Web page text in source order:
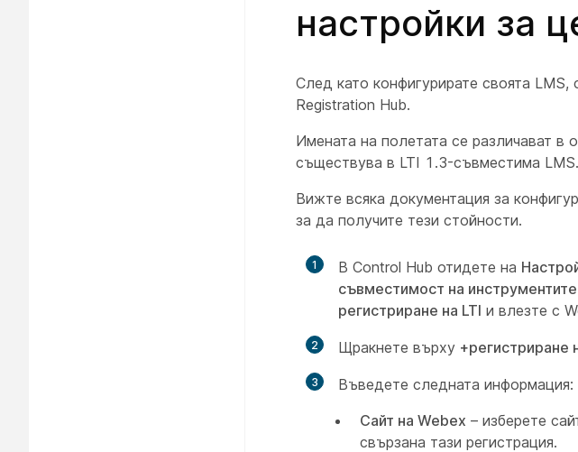
настройки за
След като конфигурирате своята LMS,
Registration Hub.
Имената на полетата се различават в
съществува в LTI 1.3-съвместима LMS.
Вижте всяка документация за
за да получите тези стойности.
1 В Control Hub отидете на
съвместимост на
регистриране на LTI и влезте с
2 Щракнете върху +регистриране
3
Въведете следната информация:
Сайт на Webex – изберете
свързана тази регистрация.